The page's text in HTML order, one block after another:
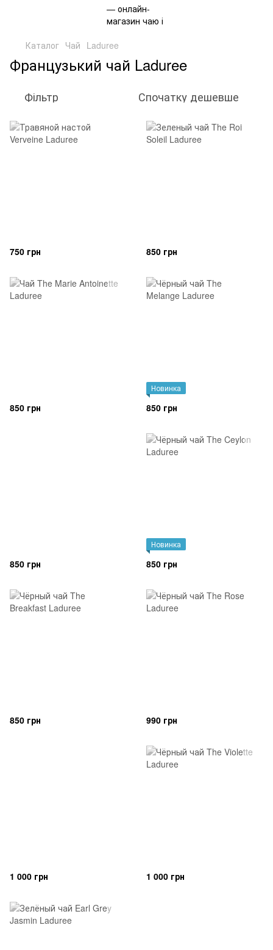
Каталог Чай Laduree
Французький чай Laduree
Фільтр Спочатку дешевше
750 грн 850 грн
850 грн
Новинка
850 грн
850 грн
Новинка
850 грн
850 грн 990 грн
1 000 грн 1 000 грн